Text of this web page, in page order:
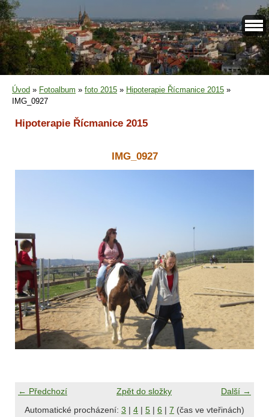
Úvod » Fotoalbum » foto 2015 » Hipoterapie Řícmanice 2015 »
IMG_0927
Hipoterapie Řícmanice 2015
IMG_0927
← Předchozí Další →
Zpět do složky
Automatické procházení: 3 | 4 | 5 | 6 | 7 (čas ve vteřinách)